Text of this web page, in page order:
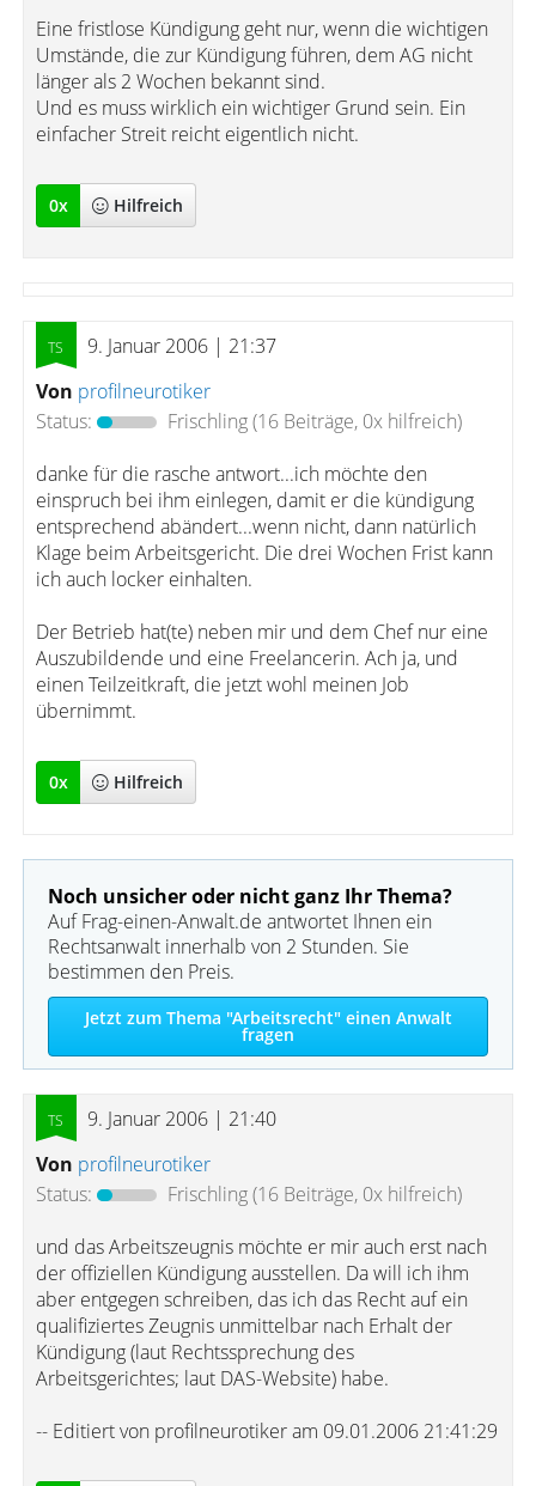
Eine fristlose Kündigung geht nur, wenn die wichtigen
Umstände, die zur Kündigung führen, dem AG nicht
länger als 2 Wochen bekannt sind.
Und es muss wirklich ein wichtiger Grund sein. Ein
einfacher Streit reicht eigentlich nicht.
0x Hilfreich
9. Januar 2006 | 21:37
Von profilneurotiker
Status:
Frischling(16 Beiträge, 0x hilfreich)
danke für die rasche antwort...ich möchte den
einspruch bei ihm einlegen, damit er die kündigung
entsprechend abändert...wenn nicht, dann natürlich
Klage beim Arbeitsgericht. Die drei Wochen Frist kann
ich auch locker einhalten.
Der Betrieb hat(te) neben mir und dem Chef nur eine
Auszubildende und eine Freelancerin. Ach ja, und
einen Teilzeitkraft, die jetzt wohl meinen Job
übernimmt.
0x Hilfreich
Noch unsicher oder nicht ganz Ihr Thema?
Auf Frag-einen-Anwalt.de antwortet Ihnen ein
Rechtsanwalt innerhalb von 2 Stunden. Sie
bestimmen den Preis.
Jetzt zum Thema "Arbeitsrecht" einen Anwalt
fragen
9. Januar 2006 | 21:40
Von profilneurotiker
Status:
Frischling(16 Beiträge, 0x hilfreich)
und das Arbeitszeugnis möchte er mir auch erst nach
der offiziellen Kündigung ausstellen. Da will ich ihm
aber entgegen schreiben, das ich das Recht auf ein
qualifiziertes Zeugnis unmittelbar nach Erhalt der
Kündigung (laut Rechtssprechung des
Arbeitsgerichtes; laut DAS-Website) habe.
-- Editiert von profilneurotiker am 09.01.2006 21:41:29